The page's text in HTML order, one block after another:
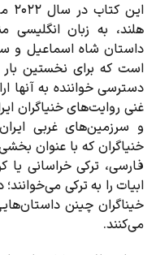
هلند، به زبان
داستان شاه اسماعیل و
است که برای نخستین
دسترسی خواننده به آنها
غنی روایت‌های خنیاگران
و سرزمین‌های غربی
خنیاگران که با عنوان
فارسی، ترکی خراسانی یا
ابیات را به ترکی
خیناگران چینن
می‌کنند.